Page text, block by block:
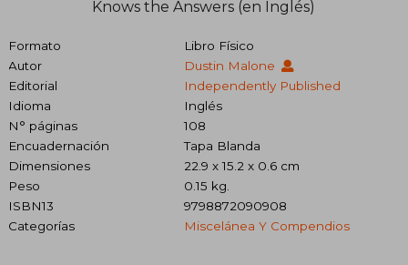
Formato
Libro Físico
Autor
Dustin Malone
Editorial
Independently Published
Idioma
Inglés
N° páginas
108
Encuadernación
Tapa Blanda
Dimensiones
22.9 x 15.2 x 0.6 cm
Peso
0.15 kg.
ISBN13
9798872090908
Categorías
Miscelánea Y Compendios